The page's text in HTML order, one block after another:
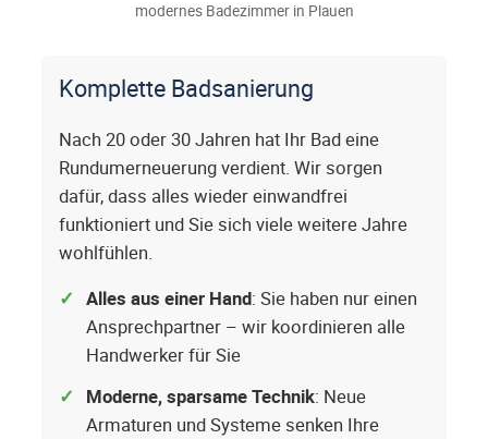
modernes Badezimmer in Plauen
Komplette Badsanierung
Nach 20 oder 30 Jahren hat Ihr Bad eine
Rundumerneuerung verdient. Wir sorgen
dafür, dass alles wieder einwandfrei
funktioniert und Sie sich viele weitere Jahre
wohlfühlen.
Alles aus einer Hand: Sie haben nur einen
Ansprechpartner – wir koordinieren alle
Handwerker für Sie
Moderne, sparsame Technik: Neue
Armaturen und Systeme senken Ihre